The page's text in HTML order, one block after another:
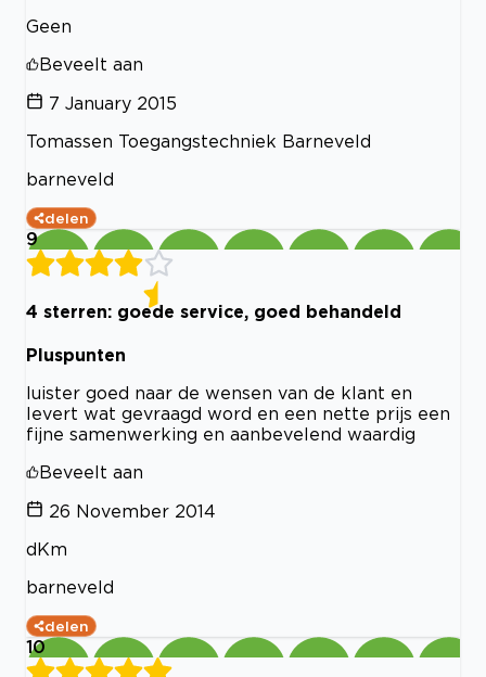
Geen
Beveelt aan
7 January 2015
Tomassen Toegangstechniek Barneveld
barneveld
delen
9
4 sterren: goede service, goed behandeld
Pluspunten
luister goed naar de wensen van de klant en
levert wat gevraagd word en een nette prijs een
fijne samenwerking en aanbevelend waardig
Beveelt aan
26 November 2014
dKm
barneveld
delen
10